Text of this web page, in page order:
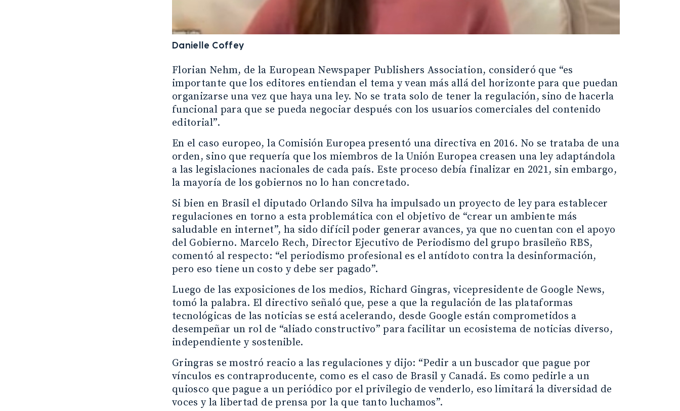
Danielle Coffey
Florian Nehm, de la European Newspaper Publishers Association, consideró que “es
importante que los editores entiendan el tema y vean más allá del horizonte para que puedan
organizarse una vez que haya una ley. No se trata solo de tener la regulación, sino de hacerla
funcional para que se pueda negociar después con los usuarios comerciales del contenido
editorial”.
En el caso europeo, la Comisión Europea presentó una directiva en 2016. No se trataba de una
orden, sino que requería que los miembros de la Unión Europea creasen una ley adaptándola
a las legislaciones nacionales de cada país. Este proceso debía finalizar en 2021, sin embargo,
la mayoría de los gobiernos no lo han concretado.
Si bien en Brasil el diputado Orlando Silva ha impulsado un proyecto de ley para establecer
regulaciones en torno a esta problemática con el objetivo de “crear un ambiente más
saludable en internet”, ha sido difícil poder generar avances, ya que no cuentan con el apoyo
del Gobierno. Marcelo Rech, Director Ejecutivo de Periodismo del grupo brasileño RBS,
comentó al respecto: “el periodismo profesional es el antídoto contra la desinformación,
pero eso tiene un costo y debe ser pagado”.
Luego de las exposiciones de los medios, Richard Gingras, vicepresidente de Google News,
tomó la palabra. El directivo señaló que, pese a que la regulación de las plataformas
tecnológicas de las noticias se está acelerando, desde Google están comprometidos a
desempeñar un rol de “aliado constructivo” para facilitar un ecosistema de noticias diverso,
independiente y sostenible.
Gringras se mostró reacio a las regulaciones y dijo: “Pedir a un buscador que pague por
vínculos es contraproducente, como es el caso de Brasil y Canadá. Es como pedirle a un
quiosco que pague a un periódico por el privilegio de venderlo, eso limitará la diversidad de
voces y la libertad de prensa por la que tanto luchamos”.